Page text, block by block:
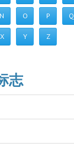
N O P Q
X Y Z
志